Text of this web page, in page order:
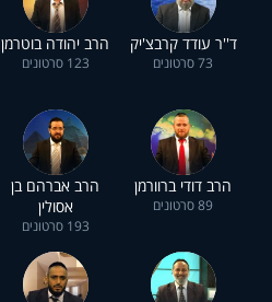
ד''ר עודד קרבצ'יק
73 סרטונים
הרב יהודה בוטרמן
123 סרטונים
הרב דודי ברוורמן
89 סרטונים
הרב אברהם בן
אסולין
193 סרטונים